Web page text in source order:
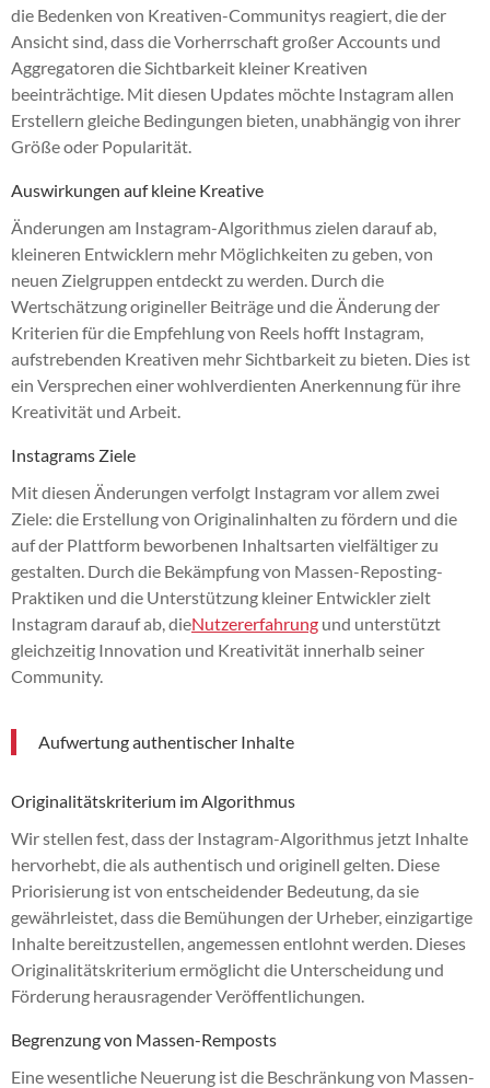
die Bedenken von Kreativen-Communitys reagiert, die der
Ansicht sind, dass die Vorherrschaft großer Accounts und
Aggregatoren die Sichtbarkeit kleiner Kreativen
beeinträchtige. Mit diesen Updates möchte Instagram allen
Erstellern gleiche Bedingungen bieten, unabhängig von ihrer
Größe oder Popularität.
Auswirkungen auf kleine Kreative
Änderungen am Instagram-Algorithmus zielen darauf ab,
kleineren Entwicklern mehr Möglichkeiten zu geben, von
neuen Zielgruppen entdeckt zu werden. Durch die
Wertschätzung origineller Beiträge und die Änderung der
Kriterien für die Empfehlung von Reels hofft Instagram,
aufstrebenden Kreativen mehr Sichtbarkeit zu bieten. Dies ist
ein Versprechen einer wohlverdienten Anerkennung für ihre
Kreativität und Arbeit.
Instagrams Ziele
Mit diesen Änderungen verfolgt Instagram vor allem zwei
Ziele: die Erstellung von Originalinhalten zu fördern und die
auf der Plattform beworbenen Inhaltsarten vielfältiger zu
gestalten. Durch die Bekämpfung von Massen-Reposting-
Praktiken und die Unterstützung kleiner Entwickler zielt
Instagram darauf ab, dieNutzererfahrung und unterstützt
gleichzeitig Innovation und Kreativität innerhalb seiner
Community.
Aufwertung authentischer Inhalte
Originalitätskriterium im Algorithmus
Wir stellen fest, dass der Instagram-Algorithmus jetzt Inhalte
hervorhebt, die als authentisch und originell gelten. Diese
Priorisierung ist von entscheidender Bedeutung, da sie
gewährleistet, dass die Bemühungen der Urheber, einzigartige
Inhalte bereitzustellen, angemessen entlohnt werden. Dieses
Originalitätskriterium ermöglicht die Unterscheidung und
Förderung herausragender Veröffentlichungen.
Begrenzung von Massen-Remposts
Eine wesentliche Neuerung ist die Beschränkung von Massen-